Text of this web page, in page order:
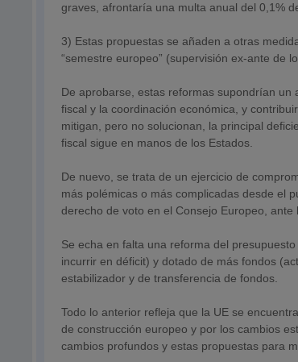
graves, afrontaría una multa anual del 0,1%
3) Estas propuestas se añaden a otras
“semestre europeo” (supervisión ex-ante de
De aprobarse, estas reformas supondrían un
fiscal y la coordinación económica, y
mitigan, pero no solucionan, la principal
fiscal sigue en manos de los Estados.
De nuevo, se trata de un ejercicio de
más polémicas o más complicadas desde el
derecho de voto en el Consejo Europeo,
Se echa en falta una reforma del
incurrir en déficit) y dotado de más fondos
estabilizador y de transferencia de fondos.
Todo lo anterior refleja que la UE se
de construcción europeo y por los cambios
cambios profundos y estas propuestas para